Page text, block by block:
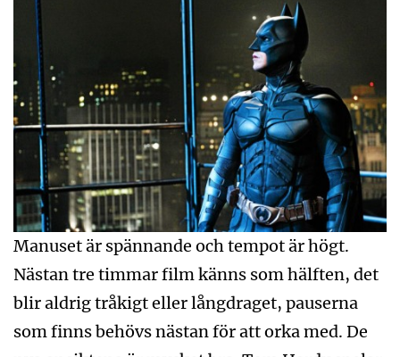
Manuset är spännande och tempot är högt.
Nästan tre timmar film känns som hälften, det
blir aldrig tråkigt eller långdraget, pauserna
som finns behövs nästan för att orka med. De